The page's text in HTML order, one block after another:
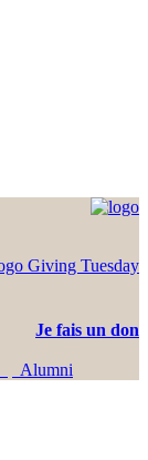
Je fais un don
Alumni